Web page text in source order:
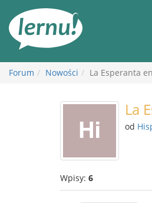
Forum Nowości La Esperanta
La
od
Wpisy: 6